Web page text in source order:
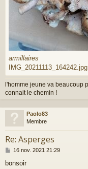
armillaires
l'homme jeune va beaucoup
connait le chemin !
Paolo83
Membre
Re: Asperges
M
s
16 nov. 2021 21:29
bonsoir